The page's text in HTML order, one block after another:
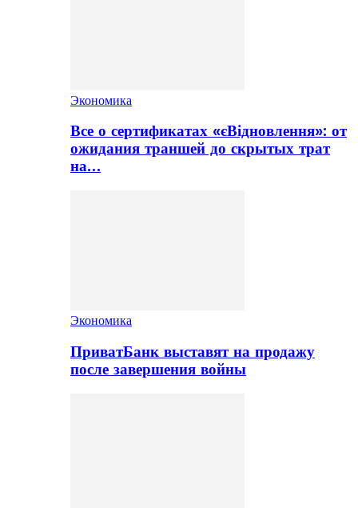
Экономика
Все о сертификатах «єВідновлення»: от
ожидания траншей до скрытых трат
на…
Экономика
ПриватБанк выставят на продажу
после завершения войны